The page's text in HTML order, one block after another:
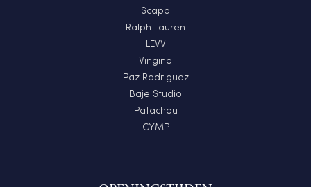
Scapa
Ralph Lauren
LEVV
Vingino
Paz Rodriguez
Baje Studio
Patachou
GYMP